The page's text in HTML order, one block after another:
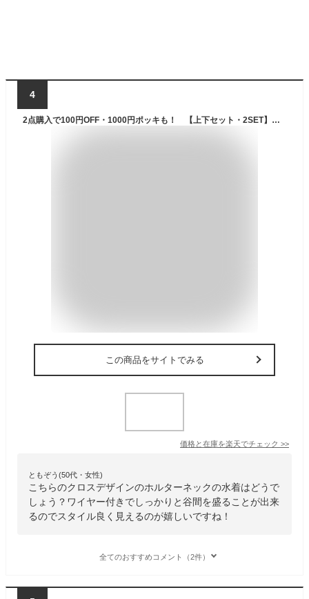
4
2点購入で100円OFF・1000円ポッキも！ 【上下セット・2SET】クロスデザインビキニ 水着 レディース セクシー 水着 2点セット 高品質 みずぎ パッド付き ワイヤー入り 小胸 盛れる 谷間 ホルターネック 美バスト クロス カシュクール スイムウエア
この商品をサイトでみる
価格と在庫を楽天でチェック >>
ともぞう(50代・女性)
こちらのクロスデザインのホルターネックの水着はどうで
しょう？ワイヤー付きでしっかりと谷間を盛ることが出来
るのでスタイル良く見えるのが嬉しいですね！
全てのおすすめコメント（2件）